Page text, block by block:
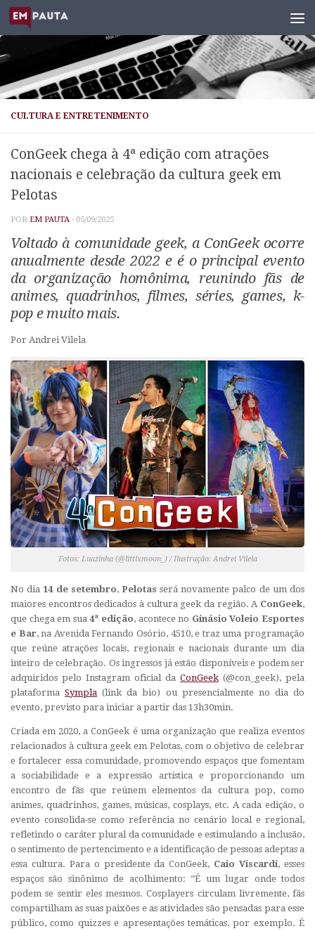
Skip to content
CULTURA E ENTRETENIMENTO
ConGeek chega à 4ª edição com atrações
nacionais e celebração da cultura geek em
Pelotas
POR EM PAUTA · 05/09/2025
Voltado à comunidade geek, a ConGeek ocorre
anualmente desde 2022 e é o principal evento
da organização homônima, reunindo fãs de
animes, quadrinhos, filmes, séries, games, k-
pop e muito mais.
Por Andrei Vilela
Fotos: Luazinha (@littlxmoon_) / Ilustração: Andrei Vilela
No dia14 de setembro, Pelotas será novamente palco de um dos
maiores encontros dedicados à cultura geek da região. A ConGeek,
que chega em sua 4ª edição, acontece no Ginásio Voleio Esportes
e Bar, na Avenida Fernando Osório, 4510, e traz uma programação
que reúne atrações locais, regionais e nacionais durante um dia
inteiro de celebração. Os ingressos já estão disponíveis e podem ser
adquiridos pelo Instagram oficial da ConGeek (@con_geek), pela
plataformaSympla (link da bio) ou presencialmente no dia do
evento, previsto para iniciar a partir das 13h30min.
Criada em 2020, a ConGeek é uma organização que realiza eventos
relacionados à cultura geek em Pelotas, com o objetivo de celebrar
e fortalecer essa comunidade, promovendo espaços que fomentam
a sociabilidade e a expressão artística e proporcionando um
encontro de fãs que reúnem elementos da cultura pop, como
animes, quadrinhos, games, músicas, cosplays, etc. A cada edição, o
evento consolida-se como referência no cenário local e regional,
refletindo o caráter plural da comunidade e estimulando a inclusão,
o sentimento de pertencimento e a identificação de pessoas adeptas a
essa cultura. Para o presidente da ConGeek, Caio Viscardi, esses
espaços são sinônimo de acolhimento: “É um lugar onde todos
podem se sentir eles mesmos. Cosplayers circulam livremente, fãs
compartilham as suas paixões e as atividades são pensadas para esse
público, como quizzes e apresentações temáticas, por exemplo. É